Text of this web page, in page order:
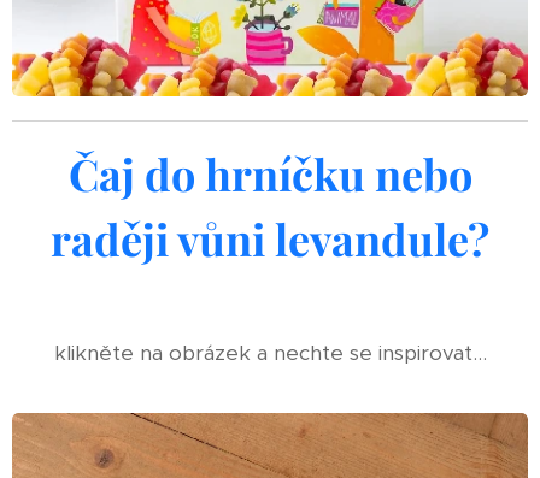
Čaj do hrníčku nebo
raději vůni levandule?
klikněte na obrázek a nechte se inspirovat...